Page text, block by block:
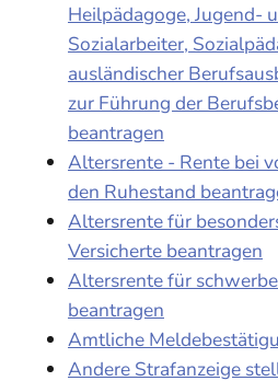
Heilpädagoge, Jugend-
Sozialarbeiter,
ausländischer
zur Führung der
beantragen
Altersrente - Rente bei
den Ruhestand
Altersrente für
Versicherte beantragen
Altersrente für
beantragen
Amtliche
Andere Strafanzeige